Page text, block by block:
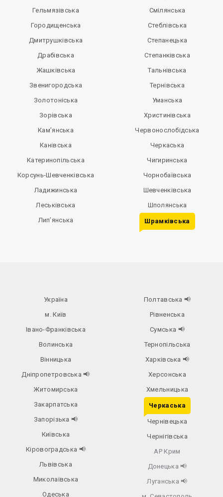
Гельмязівська
Городищенська
Дмитрушківська
Драбівська
Жашківська
Звенигородська
Золотоніська
Зорівська
Кам’янська
Канівська
Катеринопільська
Корсунь-Шевченківська
Ладижинська
Леськівська
Лип’янська
Смілянська
Стеблівська
Степанецька
Степанківська
Тальнівська
Тернівська
Уманська
Христинівська
Червонослобідська
Черкаська
Чигиринська
Чорнобаївська
Шевченківська
Шполянська
Шрамківська
Україна
м. Київ
Івано-Франківська
Волинська
Вінницька
Дніпропетровська📢
Житомирська
Закарпатська
Запорізька 📢
Київська
Кіровоградська 📢
Львівська
Миколаївська
Одеська
Полтавська 📢
Рівненська
Сумська 📢
Тернопільська
Харківська 📢
Херсонська
Хмельницька
Черкаська
Чернівецька
Чернігівська
АР Крим
Донецька 📢
Луганська 📢